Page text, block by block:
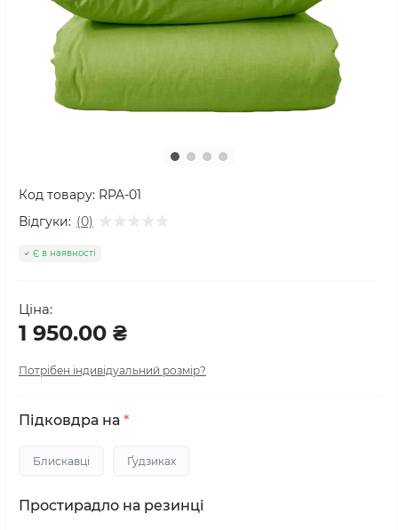
Код товару: RPA-01
Відгуки: (0)
Є в наявності
Ціна:
1 950.00 ₴
Потрібен індивідуальний розмір?
Підковдра на *
Блискавці Ґудзиках
Простирадло на резинці